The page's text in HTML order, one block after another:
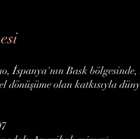
İspanya'nın Bask
dönüşüme olan katkısıyla